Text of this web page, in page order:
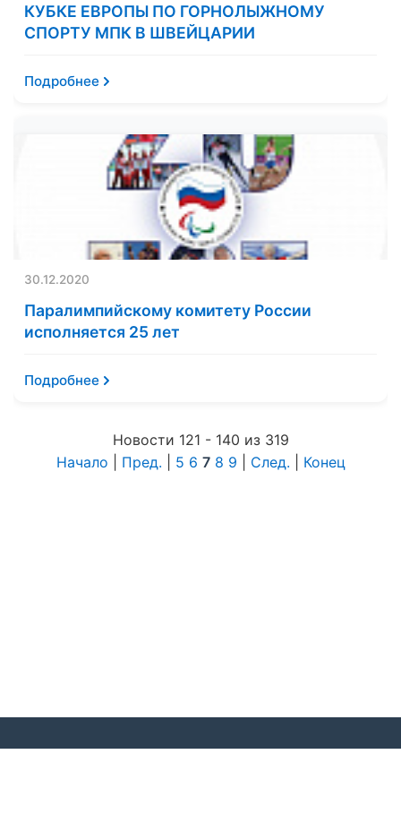
КУБКЕ ЕВРОПЫ ПО ГОРНОЛЫЖНОМУ
СПОРТУ МПК В ШВЕЙЦАРИИ
Подробнее
30.12.2020
Паралимпийскому комитету России
исполняется 25 лет
Подробнее
Новости 121 - 140 из 319
Начало
Пред. 5 6 7 8 9 След. Конец